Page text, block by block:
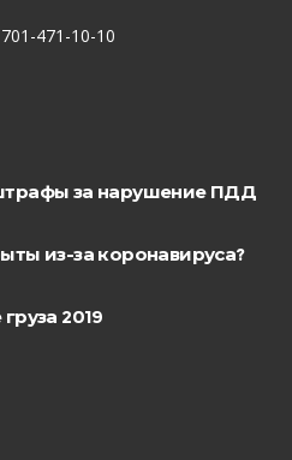
471-10-10
за нарушение ПДД
из-за коронавируса?
2019